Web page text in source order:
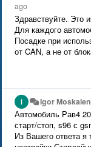
ago
Здравствуйте. Это
Для каждого
Посадке при
от CAN, а не от
Igor
Автомобиль Рав4
старт/стоп, s96 с
Из Вашего ответа я